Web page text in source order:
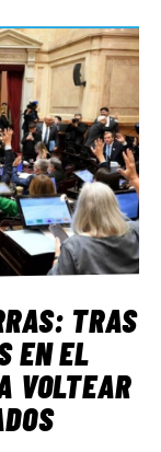
TRAS
EN EL
VOLTEAR